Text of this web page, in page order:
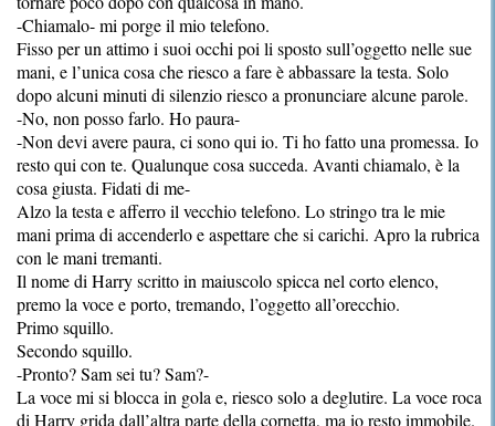
-Chiamalo- mi porge il mio telefono.
Fisso per un attimo i suoi occhi poi li sposto sull’oggetto nelle sue
mani, e l’unica cosa che riesco a fare è abbassare la testa. Solo
dopo alcuni minuti di silenzio riesco a pronunciare alcune parole.
-No, non posso farlo. Ho paura-
-Non devi avere paura, ci sono qui io. Ti ho fatto una promessa. Io
resto qui con te. Qualunque cosa succeda. Avanti chiamalo, è la
cosa giusta. Fidati di me-
Alzo la testa e afferro il vecchio telefono. Lo stringo tra le mie
mani prima di accenderlo e aspettare che si carichi. Apro la rubrica
con le mani tremanti.
Il nome di Harry scritto in maiuscolo spicca nel corto elenco,
premo la voce e porto, tremando, l’oggetto all’orecchio.
Primo squillo.
Secondo squillo.
-Pronto? Sam sei tu? Sam?-
La voce mi si blocca in gola e, riesco solo a deglutire. La voce roca
di Harry grida dall’altra parte della cornetta, ma io resto immobile.